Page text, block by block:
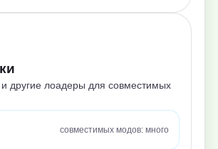
другие лоадеры для совместимых
совместимых модов: много